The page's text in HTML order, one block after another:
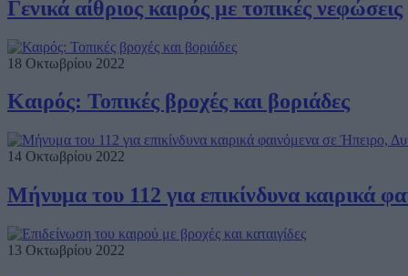
Γενικά αίθριος καιρός με τοπικές νεφώσεις
18 Οκτωβρίου 2022
Καιρός: Τοπικές βροχές και βοριάδες
14 Οκτωβρίου 2022
Μήνυμα του 112 για επικίνδυνα καιρικά
13 Οκτωβρίου 2022